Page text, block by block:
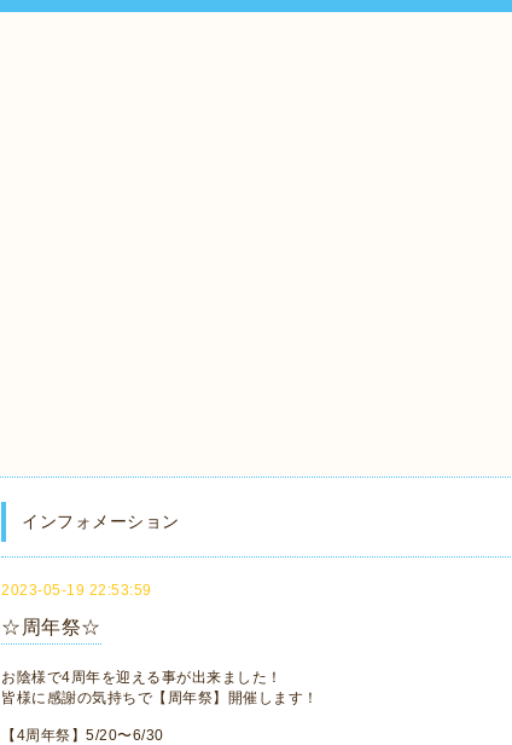
インフォメーション
2023-05-19 22:53:59
☆周年祭☆
お陰様で4周年を迎える事が出来ました！
皆様に感謝の気持ちで【周年祭】開催します！
【4周年祭】5/20〜6/30